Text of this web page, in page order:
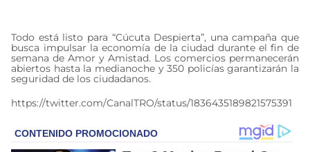
Todo está listo para “Cúcuta Despierta”, una campaña que
busca impulsar la economía de la ciudad durante el fin de
semana de Amor y Amistad. Los comercios permanecerán
abiertos hasta la medianoche y 350 policías garantizarán la
seguridad de los ciudadanos.
https://twitter.com/CanalTRO/status/1836435189821575391